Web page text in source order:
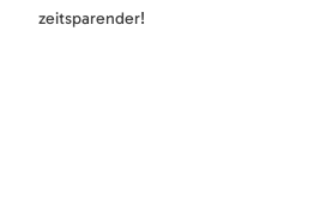
zeitsparender!